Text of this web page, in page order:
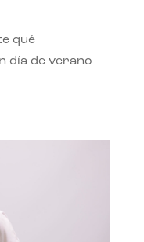
qué
día de verano